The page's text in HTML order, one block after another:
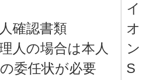
確認書類
人の場合は本人
委任状が必要
イ
オ
ン
S